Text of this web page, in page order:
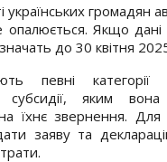
українських громадян
Якщо дані
до 30 квітня
певні категорії
субсидії, яким
їхнє звернення. Для
заяву та